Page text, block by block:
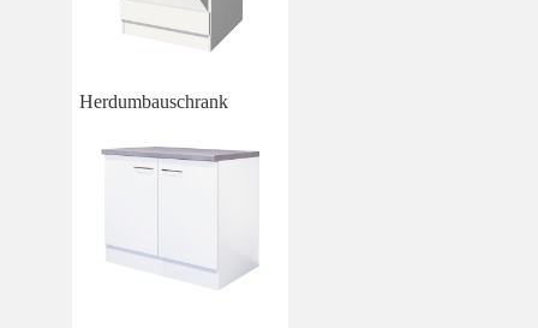
Herdumbauschrank